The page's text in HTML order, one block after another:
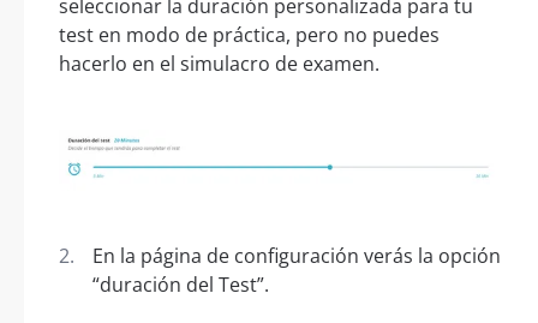
seleccionar la duración personalizada para tu
test en modo de práctica, pero no puedes
hacerlo en el simulacro de examen.
En la página de configuración verás la opción
“duración del Test”.